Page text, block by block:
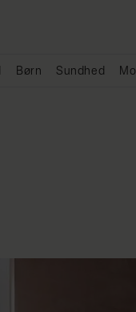
Børn Sundhed